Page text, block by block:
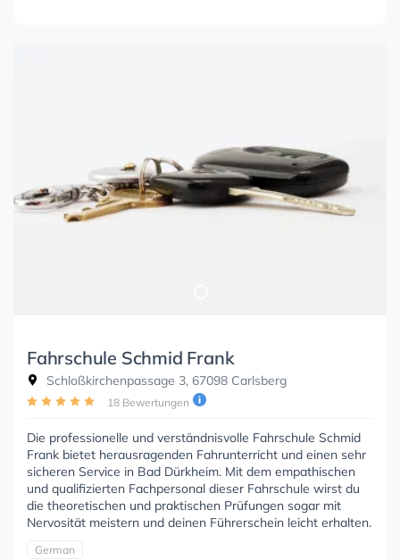
Fahrschule Schmid Frank
Schloßkirchenpassage 3, 67098 Carlsberg
18 Bewertungen
Die professionelle und verständnisvolle Fahrschule Schmid
Frank bietet herausragenden Fahrunterricht und einen sehr
sicheren Service in Bad Dürkheim. Mit dem empathischen
und qualifizierten Fachpersonal dieser Fahrschule wirst du
die theoretischen und praktischen Prüfungen sogar mit
Nervosität meistern und deinen Führerschein leicht erhalten.
German